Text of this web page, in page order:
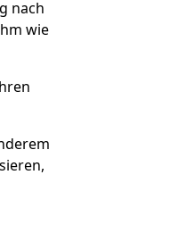
nach
wie